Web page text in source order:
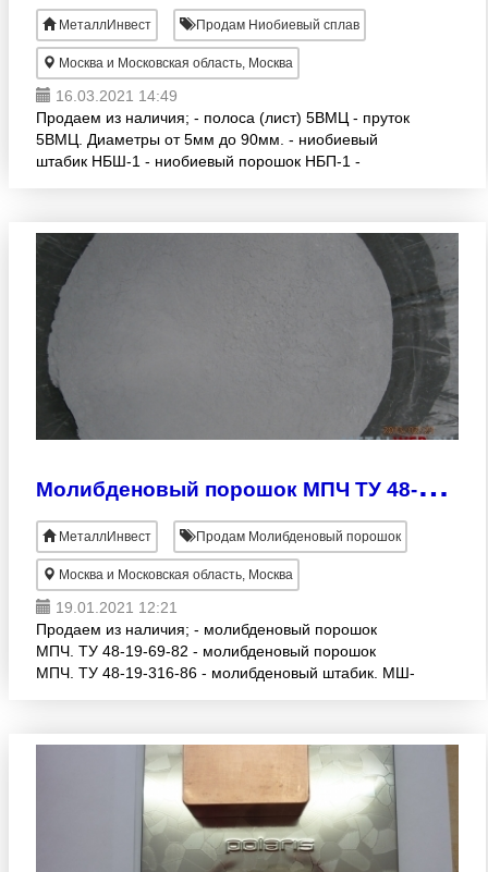
МеталлИнвест Продам Ниобиевый сплав
Москва и Московская область, Москва
16.03.2021 14:49
Продаем из наличия; - полоса (лист) 5ВМЦ - пруток
5ВМЦ. Диаметры от 5мм до 90мм. - ниобиевый
штабик НБШ-1 - ниобиевый порошок НБП-1 -
М
олибденовый порошок МПЧ ТУ 48-19-69-82 и др.
МеталлИнвест Продам Молибденовый порошок
Москва и Московская область, Москва
19.01.2021 12:21
Продаем из наличия; - молибденовый порошок
МПЧ. ТУ 48-19-69-82 - молибденовый порошок
МПЧ. ТУ 48-19-316-86 - молибденовый штабик. МШ-